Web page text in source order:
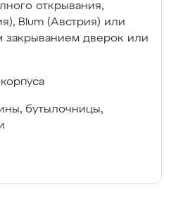
открывания,
Blum (Австрия) или
закрыванием дверок или
бутылочницы,